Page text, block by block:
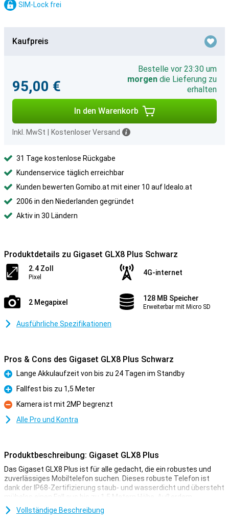
SIM-Lock frei
Kaufpreis
95,00 €
Bestelle vor 23:30 um
morgen die Lieferung zu
erhalten
In den Warenkorb
Inkl. MwSt Kostenloser Versand
31 Tage kostenlose Rückgabe
Kundenservice täglich erreichbar
Kunden bewerten Gomibo.at mit einer 10 auf Idealo.at
2006 in den Niederlanden gegründet
Aktiv in 30 Ländern
Produktdetails zu Gigaset GLX8 Plus Schwarz
2.4 Zoll
Pixel
4G-internet
2 Megapixel 128 MB Speicher
Erweiterbar mit Micro SD
Ausführliche Spezifikationen
Pros & Cons des Gigaset GLX8 Plus Schwarz
Pro
Lange Akkulaufzeit von bis zu 24 Tagen im Standby
Pro
Fallfest bis zu 1,5 Meter
Kontra
Kamera ist mit 2MP begrenzt
Alle Pro und Kontra
Produktbeschreibung: Gigaset GLX8 Plus
Das Gigaset GLX8 Plus ist für alle gedacht, die ein robustes und
zuverlässiges Mobiltelefon suchen. Dieses robuste Telefon ist
dank der IP68-Zertifizierung staub- und wasserdicht und übersteht
mühelos einen Fall aus bis zu 1,5 Metern Höhe. Außerdem
profitieren Sie von einem leistungsstarken 2.500-mAh-Akku mit bis
zu 24 Tagen Standby-Zeit und 18 Stunden Gesprächszeit. Mit Dual-
Vollständige Beschreibung